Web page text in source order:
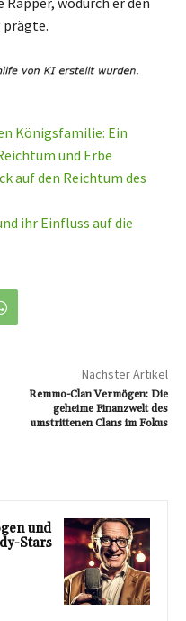
Königsfamilie: Ein
und Erbe
auf den Reichtum des
ihr Einfluss auf die
Nächster Artikel
Remmo-Clan Vermögen: Die
geheime Finanzwelt des
umstrittenen Clans im Fokus
und
Stars